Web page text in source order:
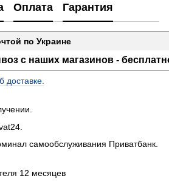
Оплата Гарантия
по Украине
с наших магазинов -
самообслуживания Приватбанк.
12 месяцев